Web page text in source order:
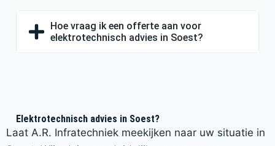
Hoe vraag ik een offerte aan voor
elektrotechnisch advies in Soest?
Elektrotechnisch advies in Soest?
Laat A.R. Infratechniek meekijken naar uw situatie in